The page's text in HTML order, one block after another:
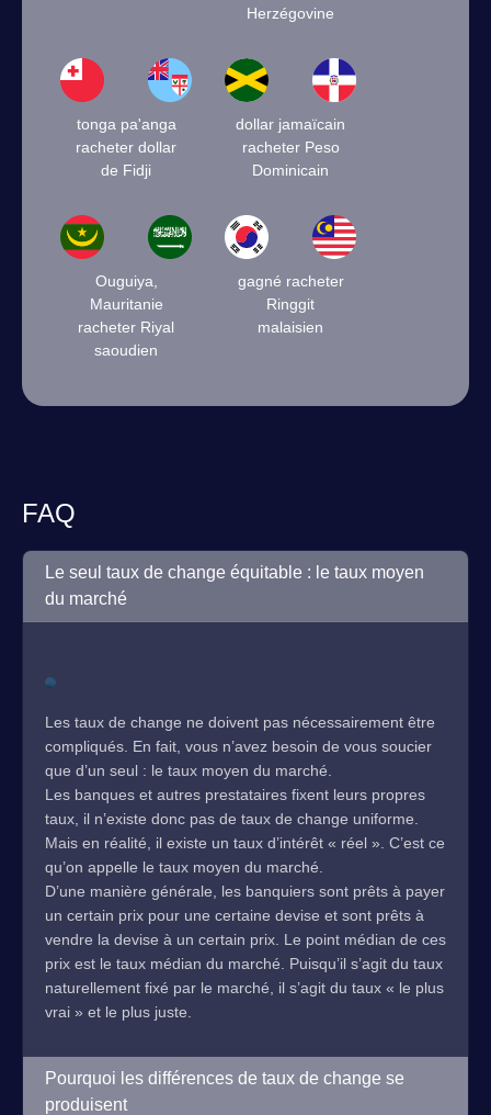
Herzégovine
tonga pa'anga
racheter dollar
de Fidji
dollar jamaïcain
racheter Peso
Dominicain
Ouguiya,
Mauritanie
racheter Riyal
saoudien
gagné racheter
Ringgit
malaisien
FAQ
Le seul taux de change équitable : le taux moyen
du marché
Les taux de change ne doivent pas nécessairement être
compliqués. En fait, vous n’avez besoin de vous soucier
que d’un seul : le taux moyen du marché.
Les banques et autres prestataires fixent leurs propres
taux, il n’existe donc pas de taux de change uniforme.
Mais en réalité, il existe un taux d’intérêt « réel ». C’est ce
qu’on appelle le taux moyen du marché.
D’une manière générale, les banquiers sont prêts à payer
un certain prix pour une certaine devise et sont prêts à
vendre la devise à un certain prix. Le point médian de ces
prix est le taux médian du marché. Puisqu’il s’agit du taux
naturellement fixé par le marché, il s’agit du taux « le plus
vrai » et le plus juste.
Pourquoi les différences de taux de change se
produisent